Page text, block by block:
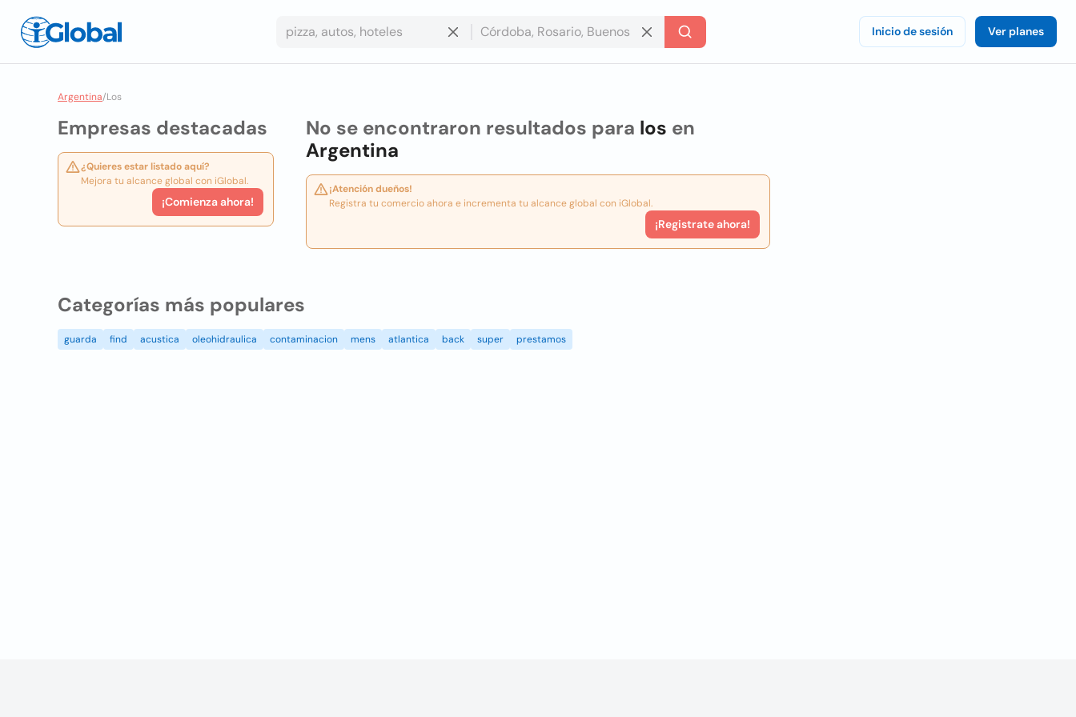
Inicio de sesión Ver planes
Argentina/Los
Empresas destacadas
¿Quieres estar listado aquí?
Mejora tu alcance global con iGlobal.
¡Comienza ahora!
No se encontraron resultados para los en
Argentina
¡Atención dueños!
Registra tu comercio ahora e incrementa tu alcance global con iGlobal.
¡Registrate ahora!
Categorías más populares
guarda find acustica oleohidraulica contaminacion mens atlantica back super prestamos